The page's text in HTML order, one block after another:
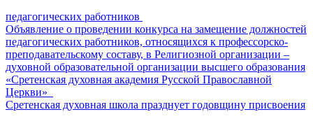
педагогических работников
Объявление о проведении конкурса на замещение должностей
педагогических работников, относящихся к профессорско-
преподавательскому составу, в Религиозной организации –
духовной образовательной организации высшего образования
«Сретенская духовная академия Русской Православной
Церкви»
Сретенская духовная школа празднует годовщину присвоения